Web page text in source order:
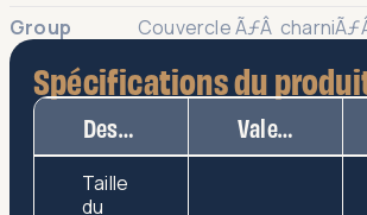
Group
Couvercle ÃƒÂ
Spécifications du
Description Valeur
Taille
du